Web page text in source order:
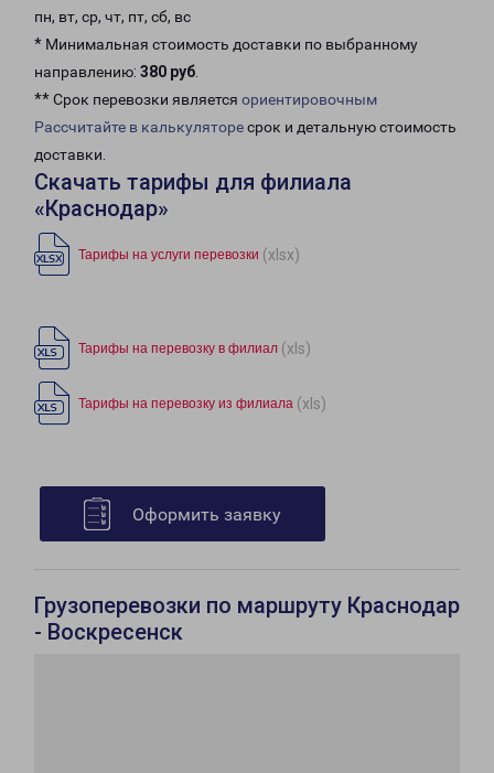
пн, вт, ср, чт, пт, сб, вс
* Минимальная стоимость доставки по выбранному
направлению: 380 руб.
** Срок перевозки является ориентировочным
Рассчитайте в калькуляторесрок и детальную стоимость
доставки.
Скачать тарифы для филиала
«Краснодар»
Тарифы на услуги перевозки (xlsx)
Тарифы на перевозку в филиал (xls)
Тарифы на перевозку из филиала (xls)
Оформить заявку
Грузоперевозки по маршруту Краснодар
- Воскресенск